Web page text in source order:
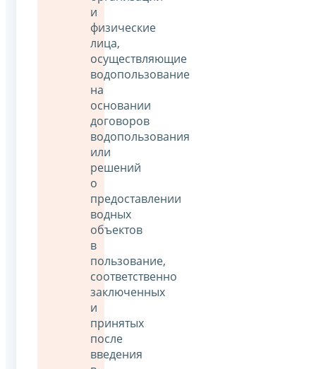
и
физические
лица,
осуществляющие
водопользование
на
основании
договоров
водопользования
или
решений
о
предоставлении
водных
объектов
в
пользование,
соответственно
заключенных
и
принятых
после
введения